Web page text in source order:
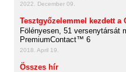
2022. December 09.
Tesztgyőzelemmel kezdett
Fölényesen, 51 versenytársát
PremiumContact™ 6
2018. April 19.
Összes hír